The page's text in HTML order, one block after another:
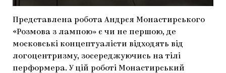
Представлена робота Андрєя Монастирського
«Розмова з лампою» є чи не першою, де
московські концептуалісти відходять від
логоцентризму, зосереджуючись на тілі
перформера. У цій роботі Монастирський